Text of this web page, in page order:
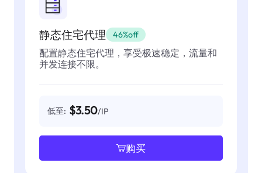
静态住宅代理 46%off
配置静态住宅代理，享受极速稳定，流量和
并发连接不限。
低至: $3.50/IP
购买